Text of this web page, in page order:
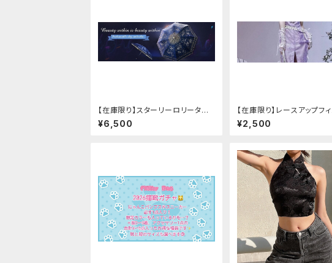
【在庫限り】スターリーロリータア
ンブレラ
¥6,500
【在庫限り】レースアップフ
レスカバー(パンクチャイナ)
¥2,500